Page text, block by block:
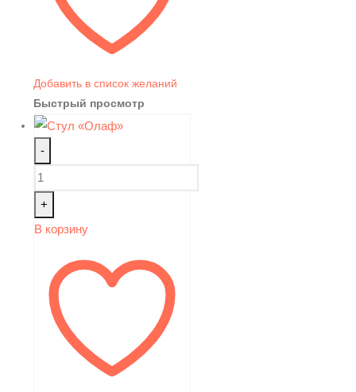
Добавить в список желаний
Быстрый просмотр
-
+
В корзину